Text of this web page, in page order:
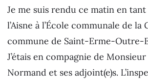
Je me suis rendu ce matin en
l’Aisne à l’École communale de la
commune de Saint-Erme-Outre-
J’étais en compagnie de
Normand et ses adjoint(e)s.